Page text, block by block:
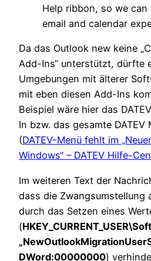
Help ribbon, so we
email and calendar
Da das Outlook new keine
Add-Ins“ unterstützt, dürfte
Umgebungen mit älterer
mit eben diesen Add-Ins
Beispiel wäre hier das
In bzw. das gesamte DATEV
(DATEV-Menü fehlt im
Windows“ – DATEV Hilfe-
Im weiteren Text der
dass die Zwangsumstellung
durch das Setzen eines
(
DWord:00000000)